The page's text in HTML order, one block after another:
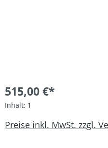
515,00 €*
Inhalt: 1
Preise inkl. MwSt. zzgl.